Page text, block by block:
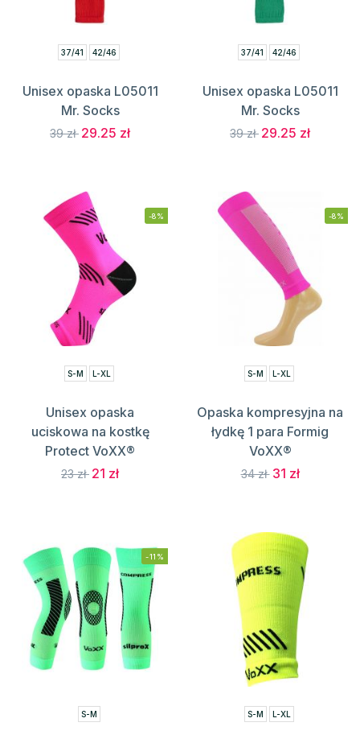
37/41 42/46
Unisex opaska L05011
Mr. Socks
39 zł 29.25 zł
37/41 42/46
Unisex opaska L05011
Mr. Socks
39 zł 29.25 zł
-8%
S-M L-XL
Unisex opaska
uciskowa na kostkę
Protect VoXX®
23 zł 21 zł
-8%
S-M L-XL
Opaska kompresyjna na
łydkę 1 para Formig
VoXX®
34 zł 31 zł
-11%
S-M S-M L-XL